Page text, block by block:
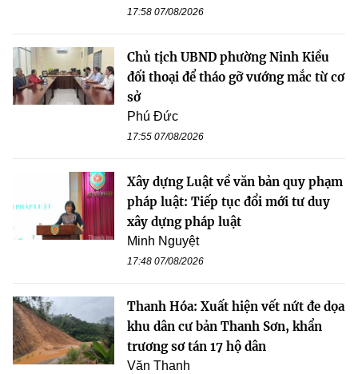
17:58 07/08/2026
Chủ tịch UBND phường Ninh Kiều
đối thoại để tháo gỡ vướng mắc từ cơ
sở
Phú Đức
17:55 07/08/2026
Xây dựng Luật về văn bản quy phạm
pháp luật: Tiếp tục đổi mới tư duy
xây dựng pháp luật
Minh Nguyệt
17:48 07/08/2026
Thanh Hóa: Xuất hiện vết nứt đe dọa
khu dân cư bản Thanh Sơn, khẩn
trương sơ tán 17 hộ dân
Văn Thanh